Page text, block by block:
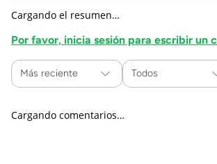
Cargando el resumen…
Por favor, inicia sesión para escribir un
Más reciente Todos
Cargando comentarios…